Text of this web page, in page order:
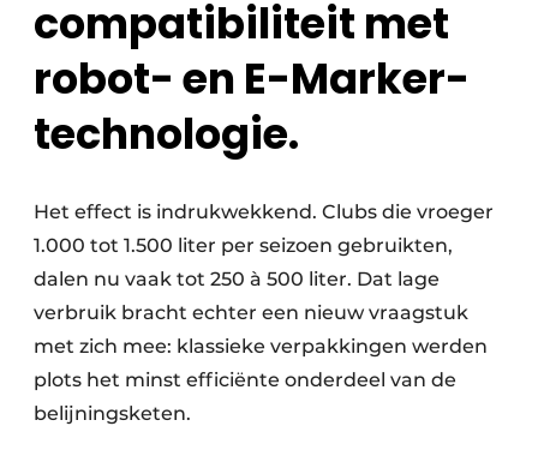
compatibiliteit met
robot- en E-Marker-
technologie.
Het effect is indrukwekkend. Clubs die vroeger
1.000 tot 1.500 liter per seizoen gebruikten,
dalen nu vaak tot 250 à 500 liter. Dat lage
verbruik bracht echter een nieuw vraagstuk
met zich mee: klassieke verpakkingen werden
plots het minst efficiënte onderdeel van de
belijningsketen.